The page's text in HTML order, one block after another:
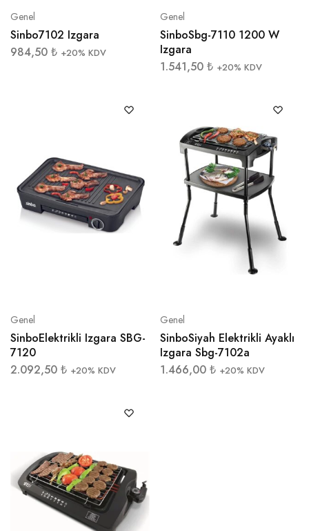
Genel
Sinbo7102 Izgara
984,50 ₺ +20% KDV
Genel
SinboSbg-7110 1200 W
Izgara
1.541,50 ₺ +20% KDV
Genel
SinboElektrikli Izgara SBG-
7120
2.092,50 ₺ +20% KDV
Genel
SinboSiyah Elektrikli Ayaklı
Izgara Sbg-7102a
1.466,00 ₺ +20% KDV